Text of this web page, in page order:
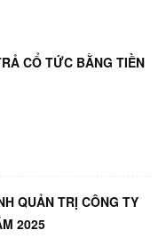
CỔ TỨC BẰNG TIỀN
QUẢN TRỊ CÔNG TY
2025